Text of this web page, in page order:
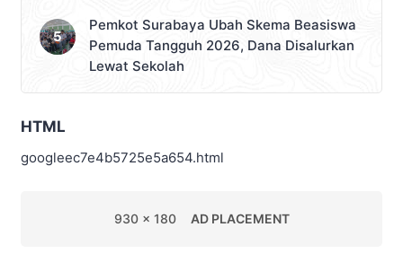
Pemkot Surabaya Ubah Skema Beasiswa
Pemuda Tangguh 2026, Dana Disalurkan
Lewat Sekolah
HTML
googleec7e4b5725e5a654.html
930 x 180 AD PLACEMENT